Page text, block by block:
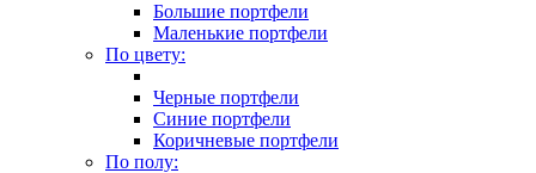
Большие портфели
Маленькие портфели
По цвету:
Черные портфели
Синие портфели
Коричневые портфели
По полу: